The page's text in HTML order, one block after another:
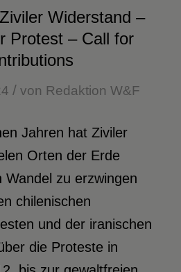
Widerstand –
Protest – Call for
/ von Redaktion W&F
Jahren hat Ziviler
Orten der Erde
Wandel zu erzwingen
chilenischen
und der iranischen
die Proteste in